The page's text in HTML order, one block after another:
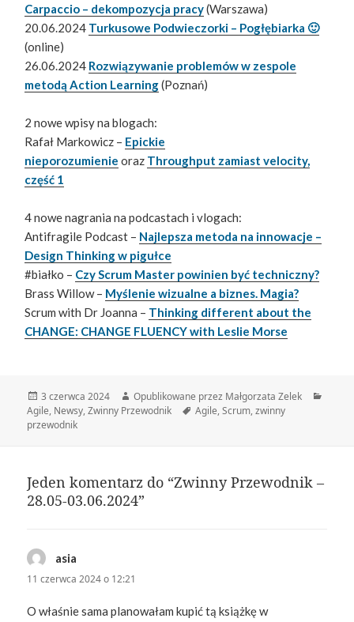
Carpaccio – dekompozycja pracy(Warszawa)
20.06.2024 Turkusowe Podwieczorki – Pogłębiarka 🙂
(online)
26.06.2024 Rozwiązywanie problemów w zespole
metodą Action Learning(Poznań)
2 nowe wpisy na blogach:
Rafał Markowicz – Epickie
nieporozumienie oraz Throughput zamiast velocity,
część 1
4 nowe nagrania na podcastach i vlogach:
Antifragile Podcast – Najlepsza metoda na innowacje –
Design Thinking w pigułce
#białko – Czy Scrum Master powinien być techniczny?
Brass Willow – Myślenie wizualne a biznes. Magia?
Scrum with Dr Joanna – Thinking different about the
CHANGE: CHANGE FLUENCY with Leslie Morse
Data
publikacji
3 czerwca 2024 Autor
Opublikowane przez Małgorzata Zelek
Agile, Newsy,Zwinny Przewodnik Tagi
Agile,Scrum,zwinny
przewodnik
Jeden komentarz do “Zwinny Przewodnik –
28.05-03.06.2024”
asia
11 czerwca 2024 o 12:21
O właśnie sama planowałam kupić tą książkę w